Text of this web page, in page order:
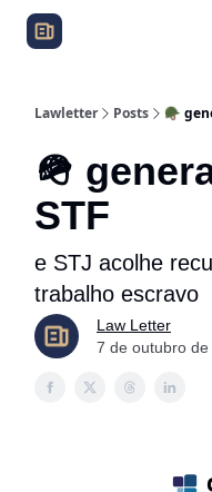
Lawletter Posts 🪖
🪖
STF
e STJ acolhe
trabalho escravo
Law Letter
7 de outubro